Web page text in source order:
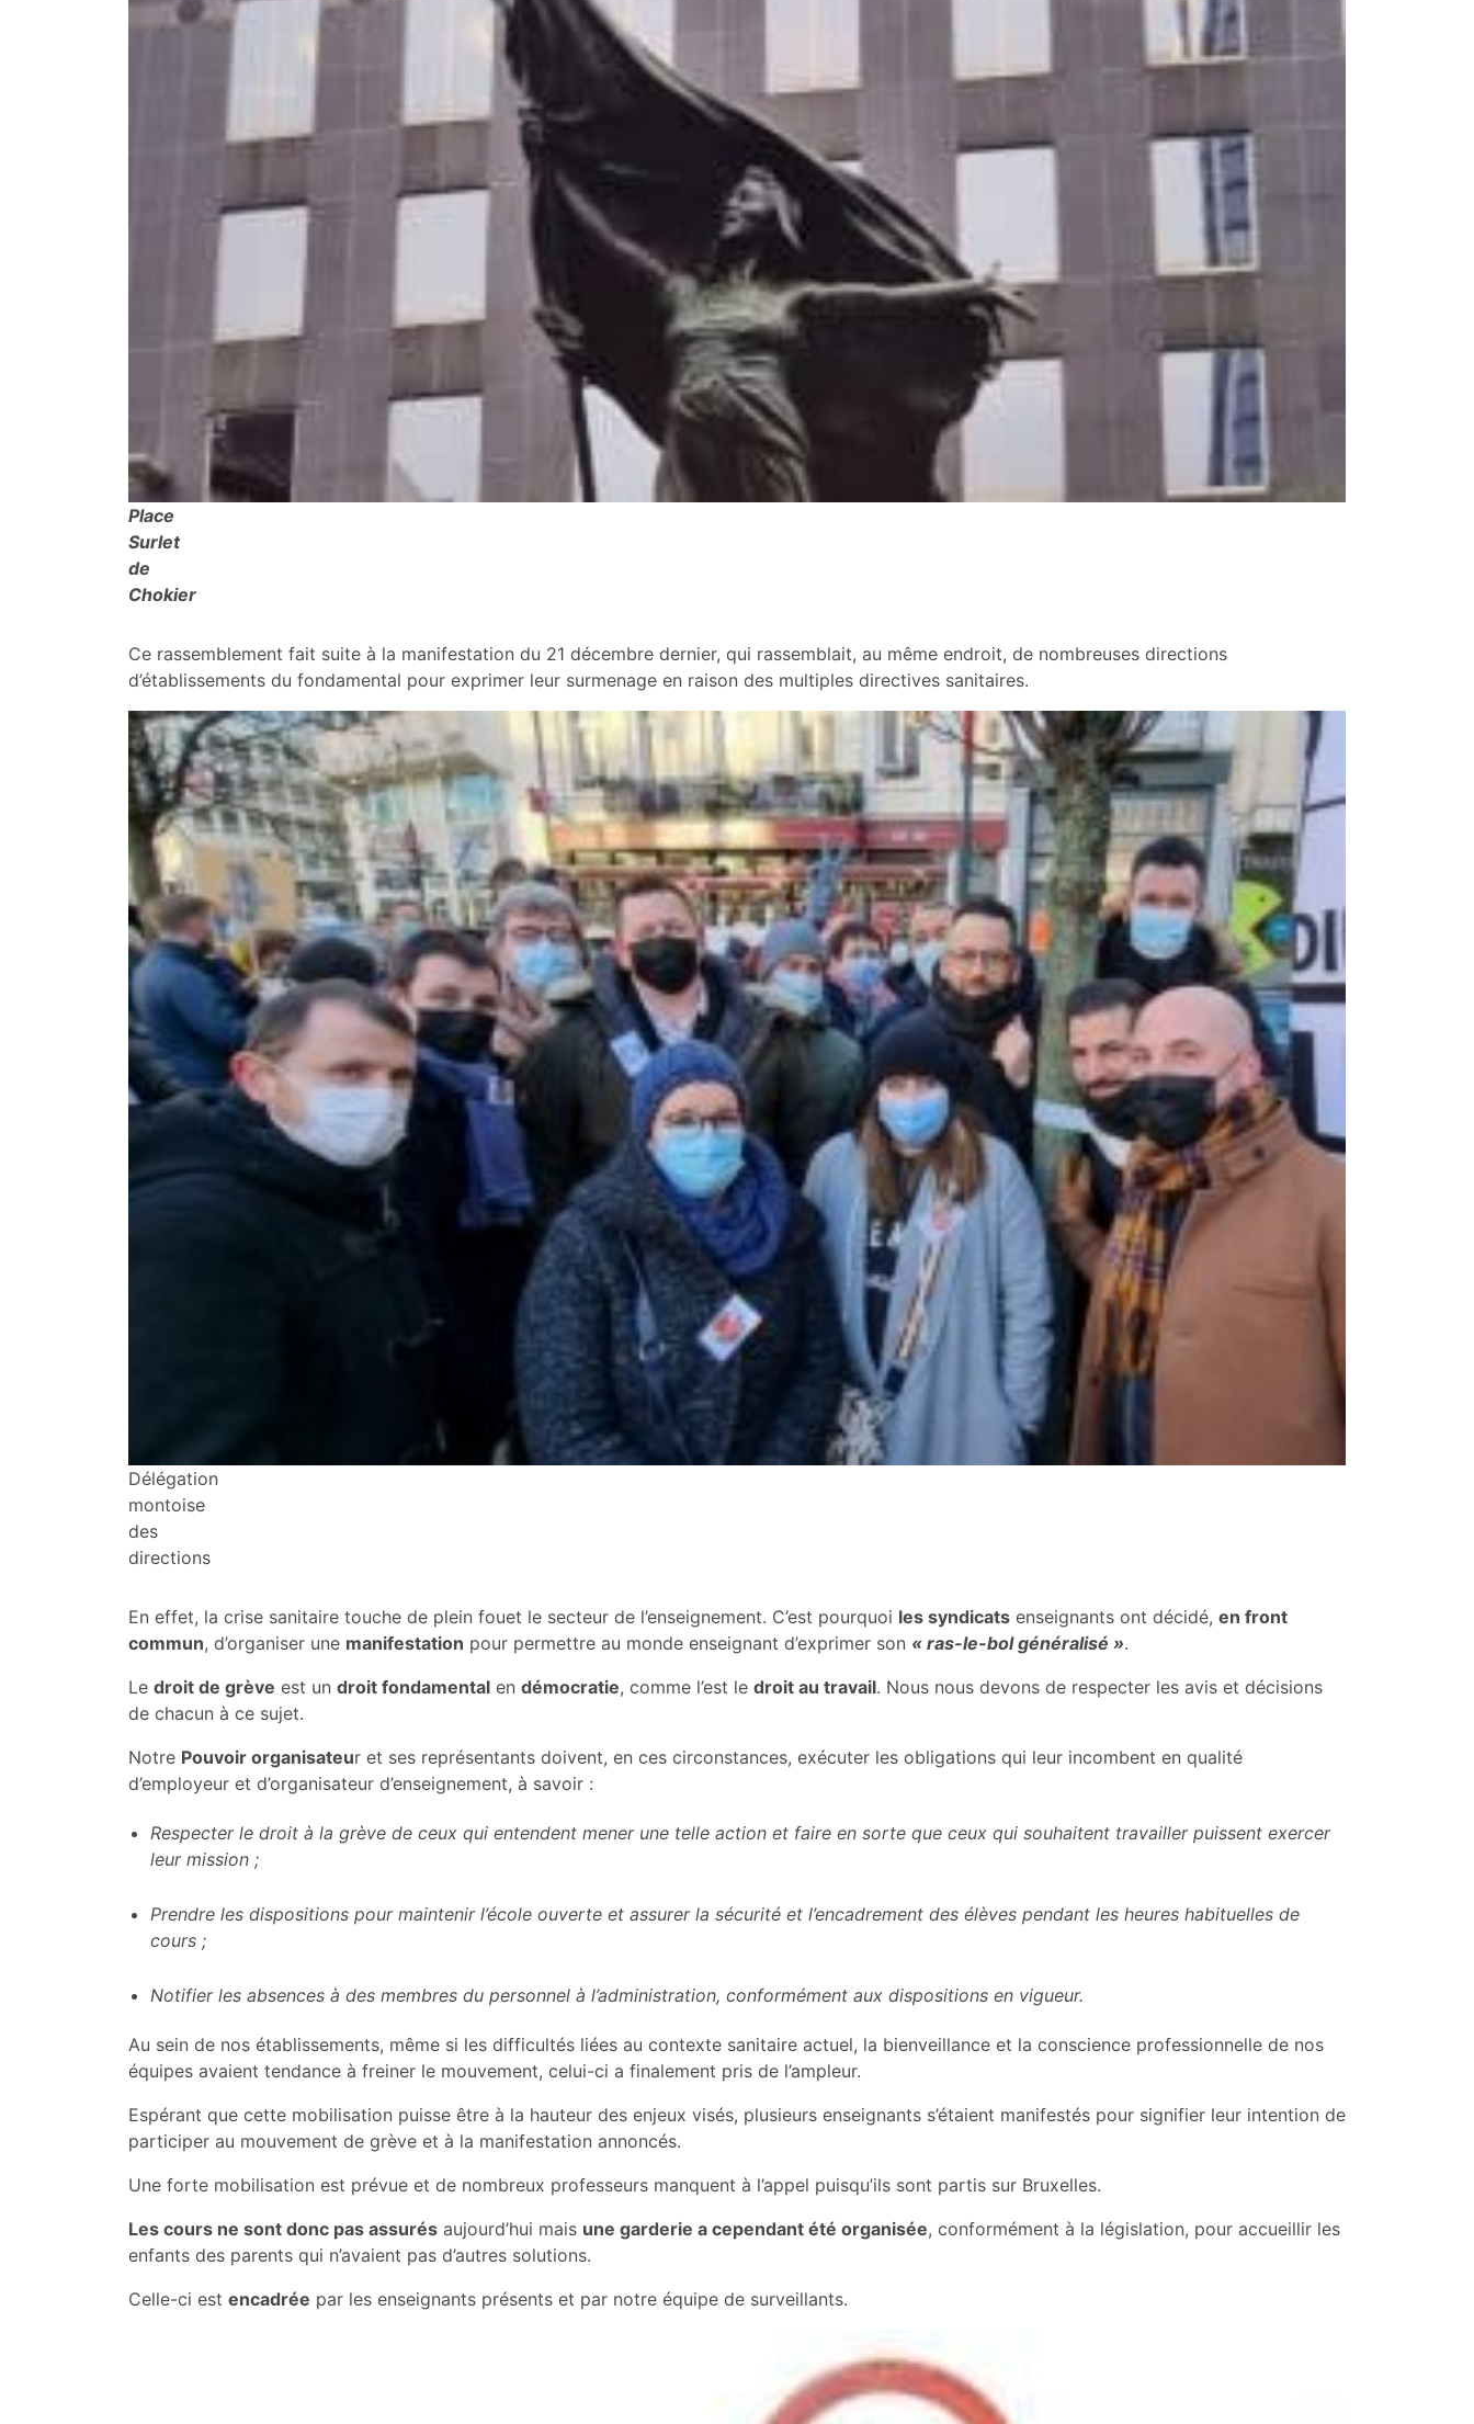
Place
Surlet
de
Chokier
Ce rassemblement fait suite à la manifestation du 21 décembre dernier, qui rassemblait, au même endroit, de nombreuses directions
d’établissements du fondamental pour exprimer leur surmenage en raison des multiples directives sanitaires.
Délégation
montoise
des
directions
En effet, la crise sanitaire touche de plein fouet le secteur de l’enseignement. C’est pourquoi les syndicats enseignants ont décidé, en front
commun, d’organiser une manifestation pour permettre au monde enseignant d’exprimer son « ras-le-bol généralisé ».
Le droit de grève est un droit fondamental en démocratie, comme l’est le droit au travail. Nous nous devons de respecter les avis et décisions
de chacun à ce sujet.
Notre Pouvoir organisateur et ses représentants doivent, en ces circonstances, exécuter les obligations qui leur incombent en qualité
d’employeur et d’organisateur d’enseignement, à savoir :
Respecter le droit à la grève de ceux qui entendent mener une telle action et faire en sorte que ceux qui souhaitent travailler puissent exercer
leur mission ;
Prendre les dispositions pour maintenir l’école ouverte et assurer la sécurité et l’encadrement des élèves pendant les heures habituelles de
cours ;
Notifier les absences à des membres du personnel à l’administration, conformément aux dispositions en vigueur.
Au sein de nos établissements, même si les difficultés liées au contexte sanitaire actuel, la bienveillance et la conscience professionnelle de nos
équipes avaient tendance à freiner le mouvement, celui-ci a finalement pris de l’ampleur.
Espérant que cette mobilisation puisse être à la hauteur des enjeux visés, plusieurs enseignants s’étaient manifestés pour signifier leur intention de
participer au mouvement de grève et à la manifestation annoncés.
Une forte mobilisation est prévue et de nombreux professeurs manquent à l’appel puisqu’ils sont partis sur Bruxelles.
Les cours ne sont donc pas assurés aujourd’hui mais une garderie a cependant été organisée, conformément à la législation, pour accueillir les
enfants des parents qui n’avaient pas d’autres solutions.
Celle-ci est encadrée par les enseignants présents et par notre équipe de surveillants.